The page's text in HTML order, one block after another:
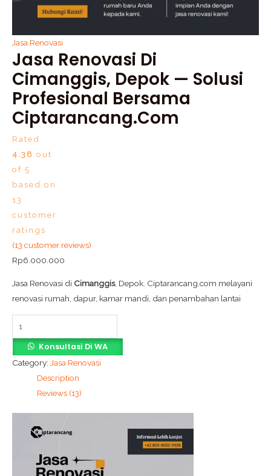
Jasa Renovasi
Jasa Renovasi Di
Cimanggis, Depok — Solusi
Profesional Bersama
Ciptarancang.com
Rated
4.38 out
of 5
based on
13
customer
ratings
(13 customer reviews)
Rp6.000.000
Jasa Renovasi di Cimanggis, Depok. Ciptarancang.com melayani
renovasi rumah, dapur, kamar mandi, dan penambahan lantai
Konsultasi Di WA
Category: Jasa Renovasi
Description
Reviews (13)